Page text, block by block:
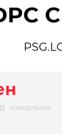
ПОНЕДЕЛЬНИК